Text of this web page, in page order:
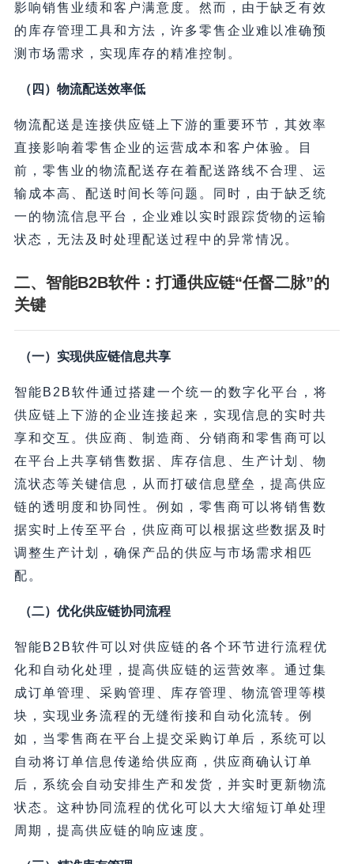
影响销售业绩和客户满意度。然而，由于缺乏有效
的库存管理工具和方法，许多零售企业难以准确预
测市场需求，实现库存的精准控制。
（四）物流配送效率低
物流配送是连接供应链上下游的重要环节，其效率
直接影响着零售企业的运营成本和客户体验。目
前，零售业的物流配送存在着配送路线不合理、运
输成本高、配送时间长等问题。同时，由于缺乏统
一的物流信息平台，企业难以实时跟踪货物的运输
状态，无法及时处理配送过程中的异常情况。
二、智能B2B软件：打通供应链“任督二脉”的
关键
（一）实现供应链信息共享
智能B2B软件通过搭建一个统一的数字化平台，将
供应链上下游的企业连接起来，实现信息的实时共
享和交互。供应商、制造商、分销商和零售商可以
在平台上共享销售数据、库存信息、生产计划、物
流状态等关键信息，从而打破信息壁垒，提高供应
链的透明度和协同性。例如，零售商可以将销售数
据实时上传至平台，供应商可以根据这些数据及时
调整生产计划，确保产品的供应与市场需求相匹
配。
（二）优化供应链协同流程
智能B2B软件可以对供应链的各个环节进行流程优
化和自动化处理，提高供应链的运营效率。通过集
成订单管理、采购管理、库存管理、物流管理等模
块，实现业务流程的无缝衔接和自动化流转。例
如，当零售商在平台上提交采购订单后，系统可以
自动将订单信息传递给供应商，供应商确认订单
后，系统会自动安排生产和发货，并实时更新物流
状态。这种协同流程的优化可以大大缩短订单处理
周期，提高供应链的响应速度。